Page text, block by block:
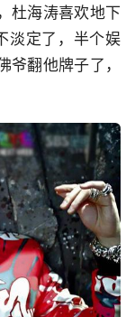
杜海涛喜欢地下
淡定了，半个娱
爷翻他牌子了，